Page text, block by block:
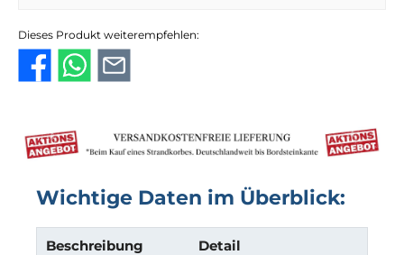
Dieses Produkt weiterempfehlen:
Wichtige Daten im Überblick:
Beschreibung
Detail